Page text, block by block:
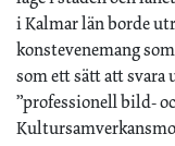
i Kalmar län borde
konstevenemang
som ett sätt att svara
”professionell bild-